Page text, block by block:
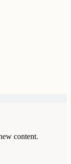
content.